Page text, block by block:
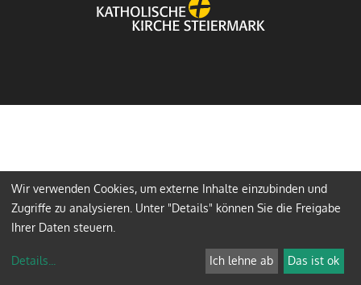
Wir verwenden Cookies, um externe Inhalte einzubinden und
Zugriffe zu analysieren. Unter "Details" können Sie die Freigabe
Ihrer Daten steuern.
Details... Ich lehne ab Das ist ok